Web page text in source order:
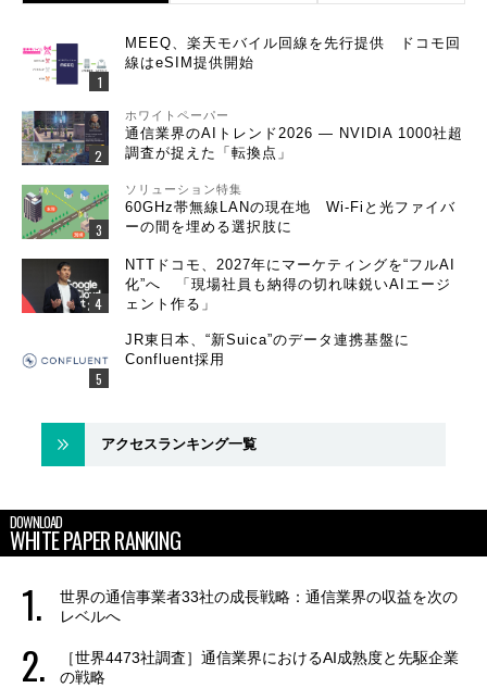
MEEQ、楽天モバイル回線を先行提供 ドコモ回
線はeSIM提供開始
ホワイトペーパー
通信業界のAIトレンド2026 ― NVIDIA 1000社超
調査が捉えた「転換点」
ソリューション特集
60GHz帯無線LANの現在地 Wi-Fiと光ファイバ
ーの間を埋める選択肢に
NTTドコモ、2027年にマーケティングを“フルAI
化”へ 「現場社員も納得の切れ味鋭いAIエージ
ェント作る」
JR東日本、“新Suica”のデータ連携基盤に
Confluent採用
アクセスランキング一覧
DOWNLOAD
WHITE PAPER RANKING
世界の通信事業者33社の成長戦略：通信業界の収益を次の
レベルへ
［世界4473社調査］通信業界におけるAI成熟度と先駆企業
の戦略